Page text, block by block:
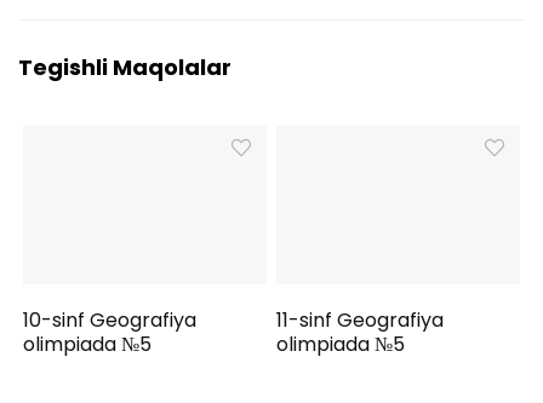
Tegishli Maqolalar
10-sinf Geografiya
olimpiada №5
11-sinf Geografiya
olimpiada №5